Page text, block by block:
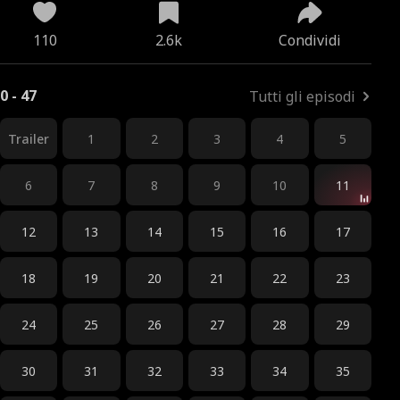
110 2.6k Condividi
0 - 47 Tutti gli episodi
Trailer 1 2 3 4 5
6 7 8 9 10 11
12 13 14 15 16 17
18 19 20 21 22 23
24 25 26 27 28 29
30 31 32 33 34 35